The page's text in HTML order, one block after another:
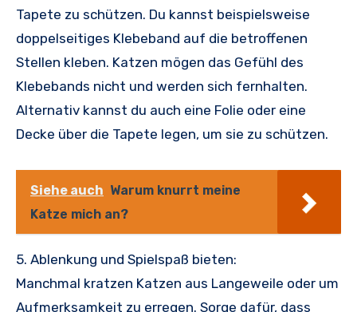
Tapete zu schützen. Du kannst beispielsweise
doppelseitiges Klebeband auf die betroffenen
Stellen kleben. Katzen mögen das Gefühl des
Klebebands nicht und werden sich fernhalten.
Alternativ kannst du auch eine Folie oder eine
Decke über die Tapete legen, um sie zu schützen.
Siehe auch Warum knurrt meine
Katze mich an?
5. Ablenkung und Spielspaß bieten:
Manchmal kratzen Katzen aus Langeweile oder um
Aufmerksamkeit zu erregen. Sorge dafür, dass